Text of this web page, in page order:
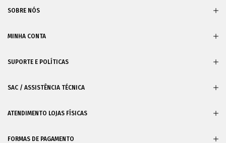
SOBRE NÓS
MINHA CONTA
SUPORTE E POLÍTICAS
SAC / ASSISTÊNCIA TÉCNICA
ATENDIMENTO LOJAS FÍSICAS
FORMAS DE PAGAMENTO